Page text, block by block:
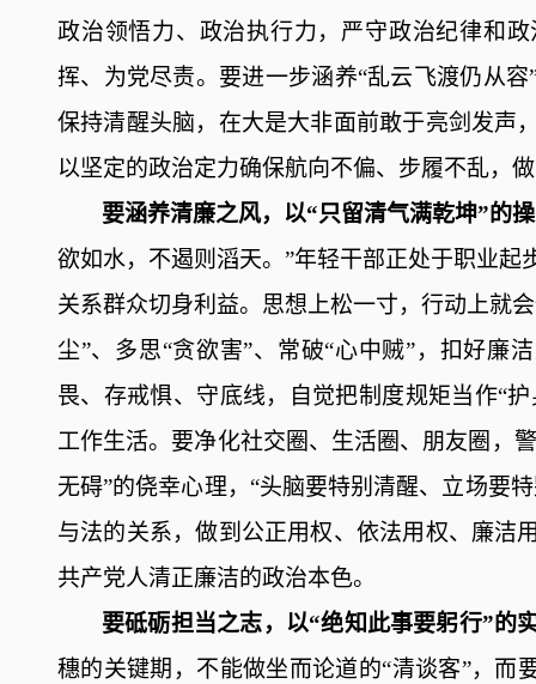
政治领悟力、政治执行力，严守政治纪律和
挥、为党尽责。要进一步涵养“乱云飞渡仍从
保持清醒头脑，在大是大非面前敢于亮剑发声
以坚定的政治定力确保航向不偏、步履不乱，
要涵养清廉之风，以“只留清气满乾坤”的
欲如水，不遏则滔天。”年轻干部正处于职业
关系群众切身利益。 思想上松一寸，行动上就
尘”、多思“贪欲害”、常破“心中贼”，扣好廉
畏、存戒惧、守底线，自觉把制度规矩当作“
工作生活。要净化社交圈、生活圈、朋友圈，
无碍”的侥幸心理，“头脑要特别清醒、立场要
与法的关系，做到公正用权、依法用权、廉洁
共产党人清正廉洁的政治本色。
要砥砺担当之志，以“绝知此事要躬行”的
穗的关键期，不能做坐而论道的“清谈客”，而